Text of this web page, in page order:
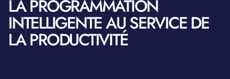
LA PROGRAMMATION
INTELLIGENTE AU SERVICE DE
LA PRODUCTIVITÉ